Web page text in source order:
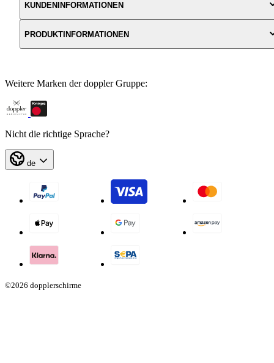
KUNDENINFORMATIONEN
PRODUKTINFORMATIONEN
Weitere Marken der doppler Gruppe:
Nicht die richtige Sprache?
de
©2026 dopplerschirme